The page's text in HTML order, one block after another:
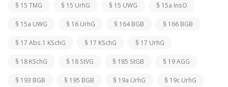
§ 15 TMG § 15 UrhG § 15 UWG § 15a InsO
§ 15a UWG § 16 UrhG § 164 BGB § 166 BGB
§ 17 Abs.1 KSchG § 17 KSchG § 17 UrhG
§ 18 KSchG § 18 StVG § 185 StGB § 19 AGG
§ 193 BGB § 195 BGB § 19a UrhG § 19c UrhG